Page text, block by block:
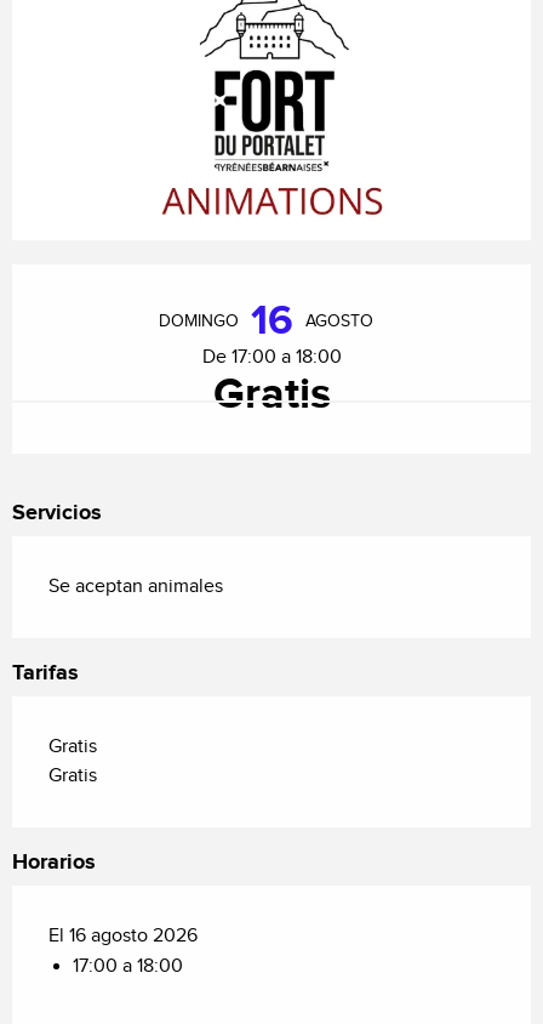
DOMINGO 16 AGOSTO
De 17:00 a 18:00
Gratis
Servicios
Se aceptan animales
Tarifas
Gratis
Gratis
Horarios
El 16 agosto 2026
17:00 a 18:00